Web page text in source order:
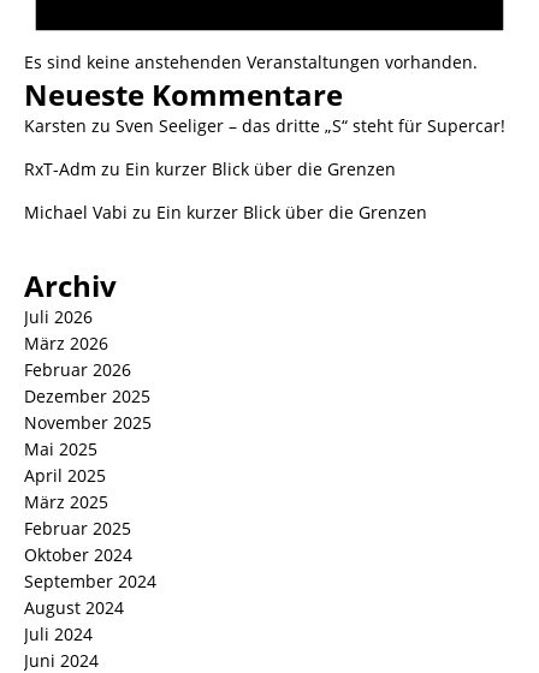
Es sind keine anstehenden Veranstaltungen vorhanden.
Neueste Kommentare
Karsten zu Sven Seeliger – das dritte „S“ steht für Supercar!
RxT-Adm zu Ein kurzer Blick über die Grenzen
Michael Vabi zu Ein kurzer Blick über die Grenzen
Archiv
Juli 2026
März 2026
Februar 2026
Dezember 2025
November 2025
Mai 2025
April 2025
März 2025
Februar 2025
Oktober 2024
September 2024
August 2024
Juli 2024
Juni 2024